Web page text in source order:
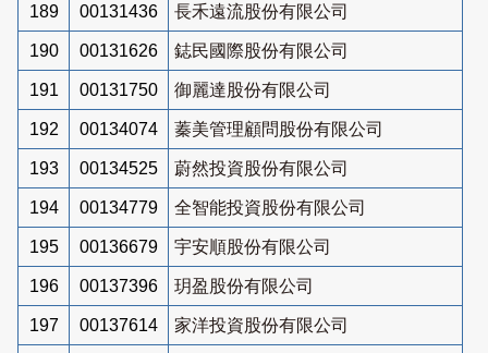
189 00131436 長禾遠流股份有限公司
190 00131626 鋕民國際股份有限公司
191 00131750 御麗達股份有限公司
192 00134074 蓁美管理顧問股份有限公司
193 00134525 蔚然投資股份有限公司
194 00134779 全智能投資股份有限公司
195 00136679 宇安順股份有限公司
196 00137396 玥盈股份有限公司
197 00137614 家洋投資股份有限公司